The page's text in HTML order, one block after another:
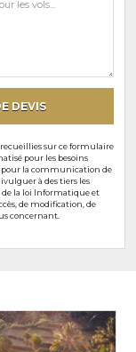
DEVIS
sur ce formulaire
pour les besoins
pour la communication de
à des tiers les
de la loi Informatique et
de modification, de
concernant.